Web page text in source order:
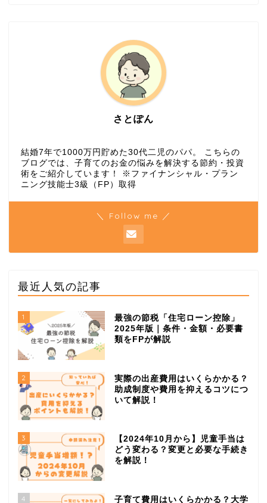
さとぽん
結婚7年で1000万円貯めた30代二児のパパ。 こちらの
ブログでは、子育てのお金の悩みを解決する節約・投資
術をご紹介しています！ ※ファイナンシャル・プラン
ニング技能士3級（FP）取得
＼ Follow me ／
最近人気の記事
1
最強の節税「住宅ローン控除」
2025年版｜条件・金額・必要書
類をFPが解説
2
実際の出産費用はいくらかかる？
助成制度や費用を抑えるコツにつ
いて解説！
3
【2024年10月から】児童手当は
どう変わる？変更と必要な手続き
を解説！
4
子育て費用はいくらかかる？大学